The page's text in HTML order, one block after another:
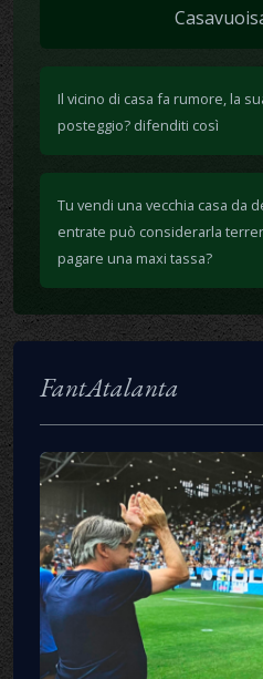
Il vicino di casa fa rumore, la
posteggio? difenditi così
Tu vendi una vecchia casa da
entrate può considerarla
pagare una maxi tassa?
FantAtalanta